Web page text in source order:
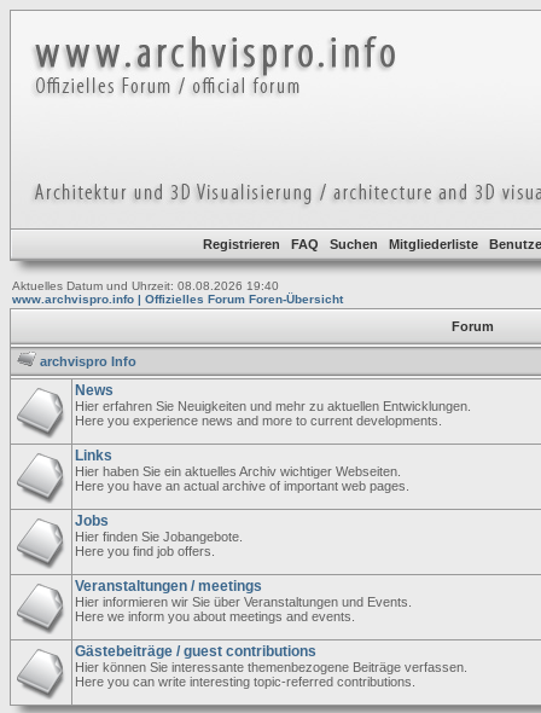
Registrieren FAQ Suchen Mitgliederliste
Aktuelles Datum und Uhrzeit: 08.08.2026 19:40
www.archvispro.info | Offizielles Forum Foren-Übersicht
Forum
archvispro Info
News
Hier erfahren Sie Neuigkeiten und mehr zu aktuellen Entwicklungen.
Here you experience news and more to current developments.
Links
Hier haben Sie ein aktuelles Archiv wichtiger Webseiten.
Here you have an actual archive of important web pages.
Jobs
Hier finden Sie Jobangebote.
Here you find job offers.
Veranstaltungen / meetings
Hier informieren wir Sie über Veranstaltungen und Events.
Here we inform you about meetings and events.
Gästebeiträge / guest contributions
Hier können Sie interessante themenbezogene Beiträge verfassen.
Here you can write interesting topic-referred contributions.